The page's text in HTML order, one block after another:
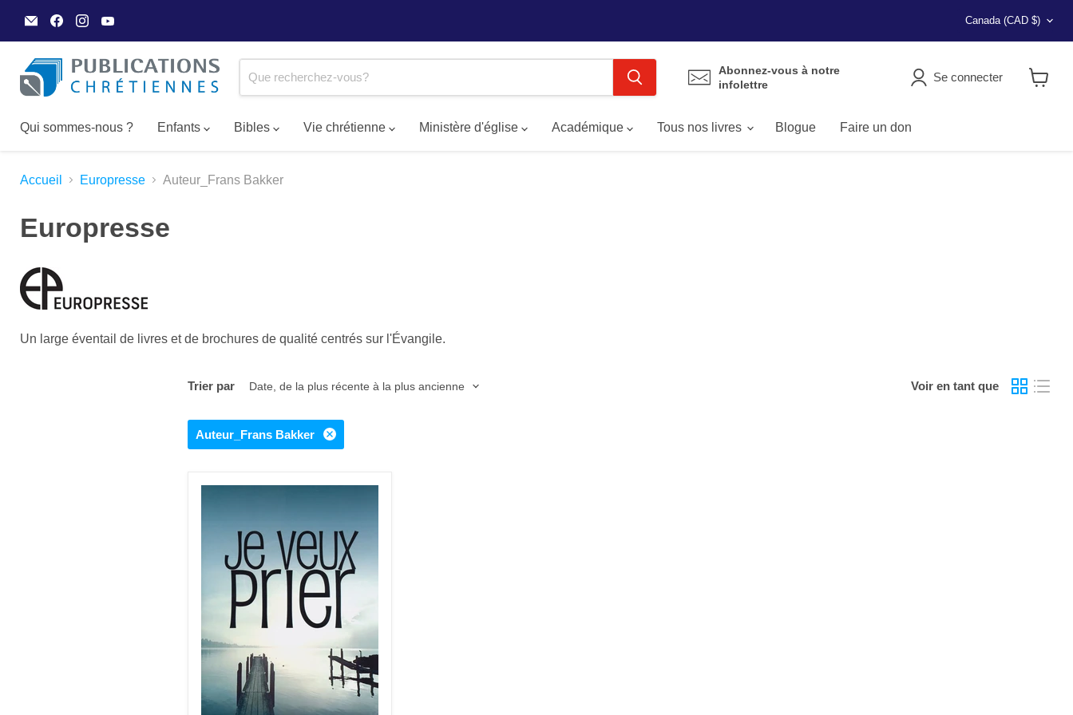
Email
Publications
Chrétiennes
Trouvez-
nous
sur
Facebook
Trouvez-
nous
sur
Instagram
sur
YouTube
Pays
Canada (CAD $)
Abonnez-vous à notre
infolettre
Se connecter
Qui sommes-nous ? Enfants Bibles Vie chrétienne Ministère d'église Académique Tous nos livres Blogue Faire un don
Accueil Europresse Auteur_Frans Bakker
Europresse
Un large éventail de livres et de brochures de qualité centrés sur l'Évangile.
Trier par Voir en tant que
Auteur_Frans Bakker